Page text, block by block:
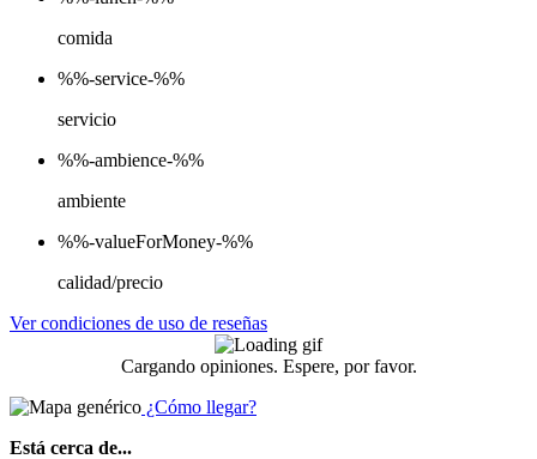
comida
%%-service-%%
servicio
%%-ambience-%%
ambiente
%%-valueForMoney-%%
calidad/precio
Ver condiciones de uso de reseñas
Cargando opiniones. Espere, por favor.
¿Cómo llegar?
Está cerca de...